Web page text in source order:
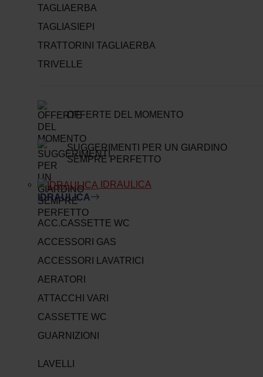
TAGLIAERBA
TAGLIASIEPI
TRATTORINI TAGLIAERBA
TRIVELLE
OFFERTE DEL MOMENTO
SUGGERIMENTI PER UN GIARDINO
SEMPRE PERFETTO
IDRAULICA
IDRAULICA
ACC.CASSETTE WC
ACCESSORI GAS
ACCESSORI LAVATRICI
AERATORI
ATTACCHI VARI
CASSETTE WC
GUARNIZIONI
LAVELLI